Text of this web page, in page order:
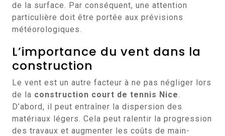
de la surface. Par conséquent, une attention
particulière doit être portée aux prévisions
météorologiques.
L’importance du vent dans la
construction
Le vent est un autre facteur à ne pas négliger lors
de la construction court de tennis Nice.
D’abord, il peut entraîner la dispersion des
matériaux légers. Cela peut ralentir la progression
des travaux et augmenter les coûts de main-